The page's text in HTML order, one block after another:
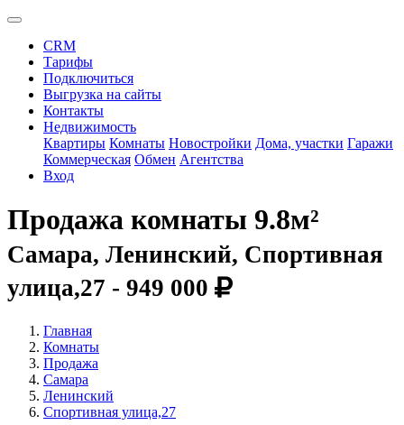
CRM
Тарифы
Подключиться
Выгрузка на сайты
Контакты
Недвижимость
Квартиры Комнаты Новостройки Дома, участки Гаражи
Коммерческая Обмен Агентства
Вход
Продажа комнаты 9.8м²
Самара, Ленинский, Спортивная
улица,27 - 949 000
Главная
Комнаты
Продажа
Самара
Ленинский
Спортивная улица,27